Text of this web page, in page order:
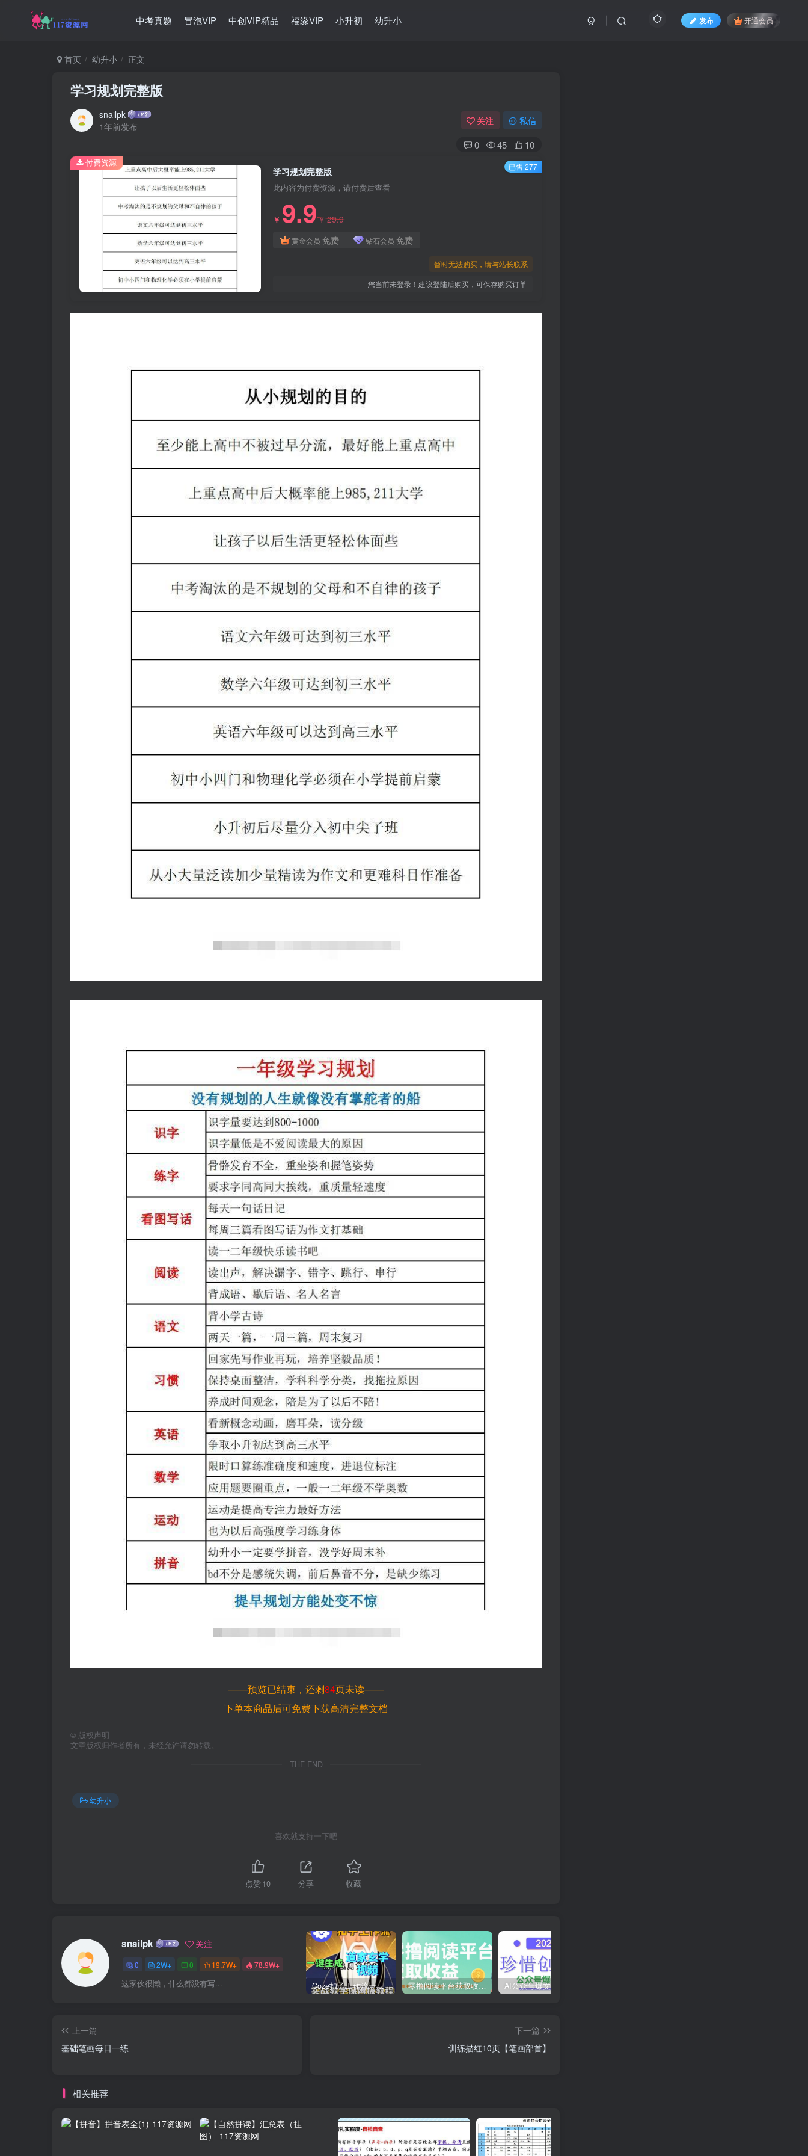
中考真题 冒泡VIP 中创VIP精品 福缘VIP 小升初 幼升小 发布 开通会员
首页 幼升小 正文
学习规划完整版
snailpk
1年前发布
关注 私信
0 45 10
学习规划完整版
此内容为付费资源，请付费后查看
￥ 9.9￥29.9
黄金会员 免费 钻石会员 免费
暂时无法购买，请与站长联系
您当前未登录！建议登陆后购买，可保存购买订单
付费资源 已售 277
——预览已结束，还剩84页未读——
下单本商品后可免费下载高清完整文档
© 版权声明
文章版权归作者所有，未经允许请勿转载。
THE END
幼升小
喜欢就支持一下吧
点赞10 分享 收藏
snailpk 关注
0 2W+ 0 19.7W+ 78.9W+
这家伙很懒，什么都没有写... Coze扣子工作流一键生成道家玄学短视频，实战保姆级教程 零撸阅读平台获取收益，最新无门槛平台，一部手机即可操作，单日收益50-3张【揭秘】
上一篇
基础笔画每日一练
下一篇
训练描红10页【笔画部首】
相关推荐